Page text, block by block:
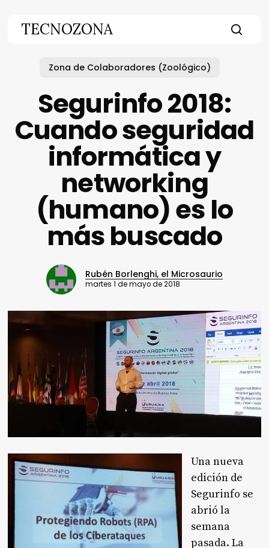
TECNOZONA
Zona de Colaboradores (Zoológico)
Segurinfo 2018:
Cuando seguridad
informática y
networking
(humano) es lo
más buscado
Rubén Borlenghi, el Microsaurio
martes 1 de mayo de 2018
Una nueva
edición de
Segurinfo se
abrió la
semana
pasada. La